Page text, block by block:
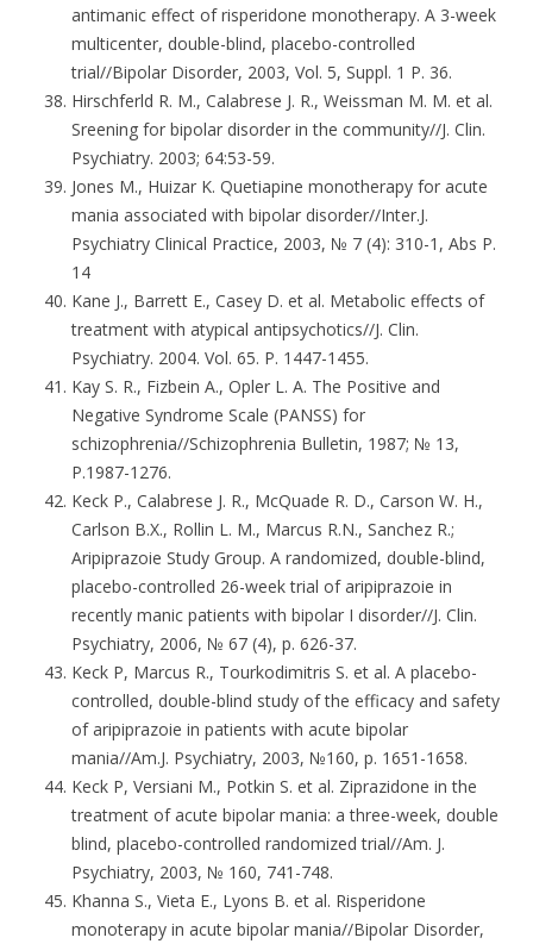
antimanic effect of risperidone monotherapy. A 3-week
multicenter, double-blind, placebo-controlled
trial//Bipolar Disorder, 2003, Vol. 5, Suppl. 1 P. 36.
Hirschferld R. M., Calabrese J. R., Weissman M. M. et al.
Sreening for bipolar disorder in the community//J. Clin.
Psychiatry. 2003; 64:53-59.
Jones M., Huizar K. Quetiapine monotherapy for acute
mania associated with bipolar disorder//Inter.J.
Psychiatry Clinical Practice, 2003, № 7 (4): 310-1, Abs P.
14
Kane J., Barrett E., Casey D. et al. Metabolic effects of
treatment with atypical antipsychotics//J. Clin.
Psychiatry. 2004. Vol. 65. P. 1447-1455.
Kay S. R., Fizbein A., Opler L. A. The Positive and
Negative Syndrome Scale (PANSS) for
schizophrenia//Schizophrenia Bulletin, 1987; № 13,
P.1987-1276.
Keck P., Calabrese J. R., McQuade R. D., Carson W. H.,
Carlson B.X., Rollin L. M., Marcus R.N., Sanchez R.;
Aripiprazoie Study Group. A randomized, double-blind,
placebo-controlled 26-week trial of aripiprazoie in
recently manic patients with bipolar I disorder//J. Clin.
Psychiatry, 2006, № 67 (4), p. 626-37.
Keck P, Marcus R., Tourkodimitris S. et al. A placebo-
controlled, double-blind study of the efficacy and safety
of aripiprazoie in patients with acute bipolar
mania//Am.J. Psychiatry, 2003, №160, p. 1651-1658.
Keck P, Versiani M., Potkin S. et al. Ziprazidone in the
treatment of acute bipolar mania: a three-week, double
blind, placebo-controlled randomized trial//Am. J.
Psychiatry, 2003, № 160, 741-748.
Khanna S., Vieta E., Lyons B. et al. Risperidone
monoterapy in acute bipolar mania//Bipolar Disorder,